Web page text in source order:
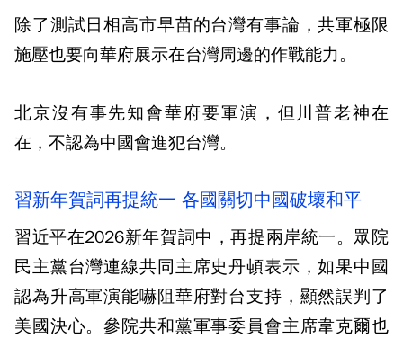
除了測試日相高市早苗的台灣有事論，共軍極限
施壓也要向華府展示在台灣周邊的作戰能力。
北京沒有事先知會華府要軍演，但川普老神在
在，不認為中國會進犯台灣。
習新年賀詞再提統一 各國關切中國破壞和平
習近平在2026新年賀詞中，再提兩岸統一。眾院
民主黨台灣連線共同主席史丹頓表示，如果中國
認為升高軍演能嚇阻華府對台支持，顯然誤判了
美國決心。參院共和黨軍事委員會主席韋克爾也